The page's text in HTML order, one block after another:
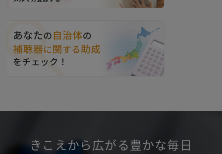
きこえから広がる豊かな毎日